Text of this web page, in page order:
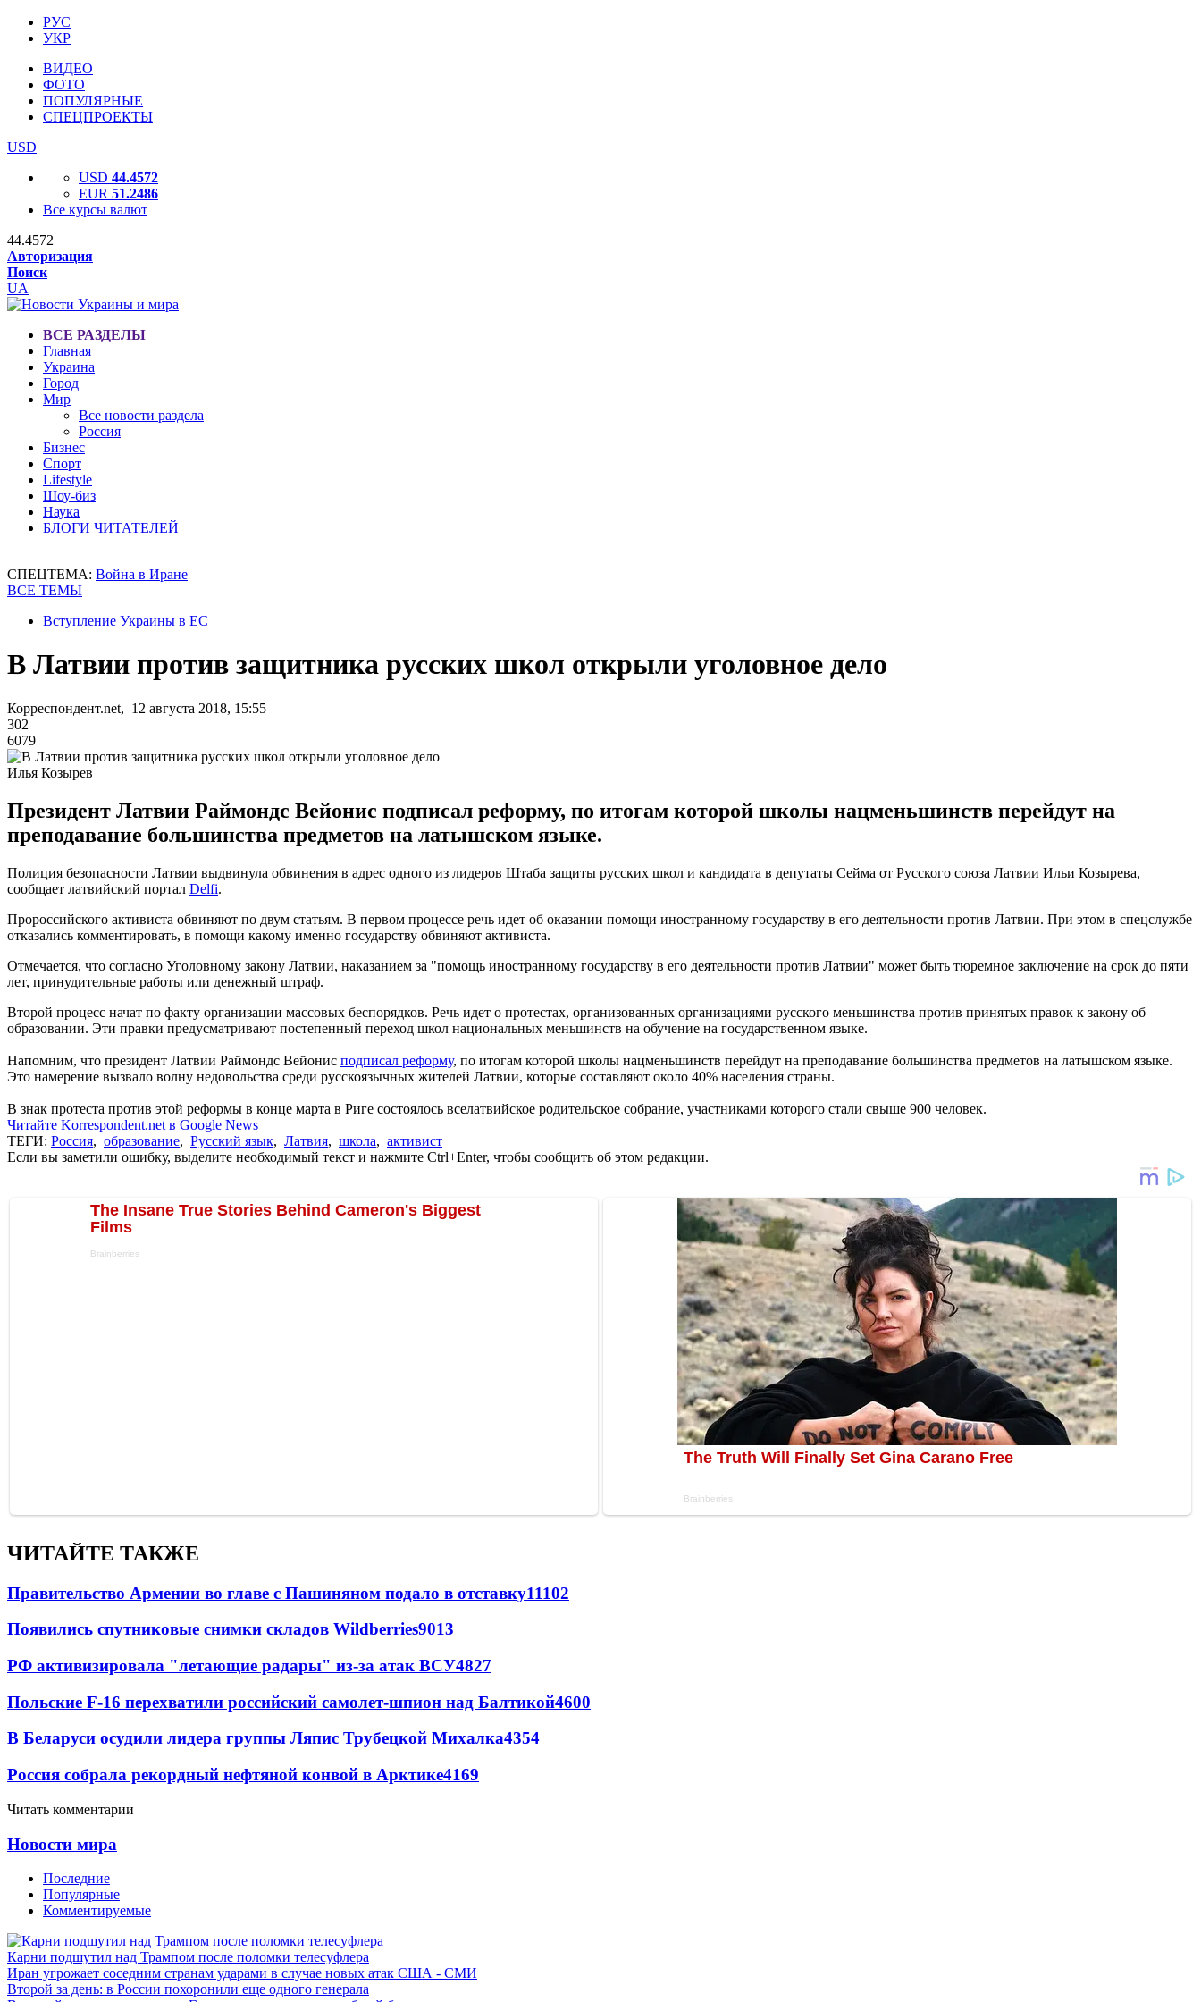
РУС
УКР
ВИДЕО
ФОТО
ПОПУЛЯРНЫЕ
СПЕЦПРОЕКТЫ
USD
USD 44.4572
EUR 51.2486
Все курсы валют
44.4572
Авторизация
Поиск
UA
ВСЕ РАЗДЕЛЫ
Главная
Украина
Город
Мир
Все новости раздела
Россия
Бизнес
Спорт
Lifestyle
Шоу-биз
Наука
БЛОГИ ЧИТАТЕЛЕЙ
СПЕЦТЕМА: Война в Иране
ВСЕ ТЕМЫ
Вступление Украины в ЕС
В Латвии против защитника русских школ открыли уголовное дело
Корреспондент.net, 12 августа 2018, 15:55
302
6079
Илья Козырев
Президент Латвии Раймондс Вейонис подписал реформу, по итогам которой школы нацменьшинств перейдут на
преподавание большинства предметов на латышском языке.
Полиция безопасности Латвии выдвинула обвинения в адрес одного из лидеров Штаба защиты русских школ и кандидата в депутаты Сейма от Русского союза Латвии Ильи Козырева,
сообщает латвийский портал Delfi.
Пророссийского активиста обвиняют по двум статьям. В первом процессе речь идет об оказании помощи иностранному государству в его деятельности против Латвии. При этом в спецслужбе
отказались комментировать, в помощи какому именно государству обвиняют активиста.
Отмечается, что согласно Уголовному закону Латвии, наказанием за "помощь иностранному государству в его деятельности против Латвии" может быть тюремное заключение на срок до пяти
лет, принудительные работы или денежный штраф.
Второй процесс начат по факту организации массовых беспорядков. Речь идет о протестах, организованных организациями русского меньшинства против принятых правок к закону об
образовании. Эти правки предусматривают постепенный переход школ национальных меньшинств на обучение на государственном языке.
Напомним, что президент Латвии Раймондс Вейонис подписал реформу, по итогам которой школы нацменьшинств перейдут на преподавание большинства предметов на латышском языке.
Это намерение вызвало волну недовольства среди русскоязычных жителей Латвии, которые составляют около 40% населения страны.
В знак протеста против этой реформы в конце марта в Риге состоялось вселатвийское родительское собрание, участниками которого стали свыше 900 человек.
Читайте Korrespondent.net в Google News
ТЕГИ: Россия, образование, Русский язык, Латвия, школа, активист
Если вы заметили ошибку, выделите необходимый текст и нажмите Ctrl+Enter, чтобы сообщить об этом редакции.
ЧИТАЙТЕ ТАКЖЕ
Правительство Армении во главе с Пашиняном подало в отставку11102
Появились спутниковые снимки складов Wildberries9013
РФ активизировала "летающие радары" из-за атак ВСУ4827
Польские F-16 перехватили российский самолет-шпион над Балтикой4600
В Беларуси осудили лидера группы Ляпис Трубецкой Михалка4354
Россия собрала рекордный нефтяной конвой в Арктике4169
Читать комментарии
Новости мира
Последние
Популярные
Комментируемые
Карни подшутил над Трампом после поломки телесуфлера
Иран угрожает соседним странам ударами в случае новых атак США - СМИ
Второй за день: в России похоронили еще одного генерала